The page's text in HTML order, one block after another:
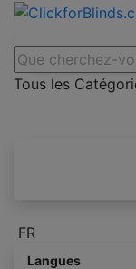
Tous les
FR
Langues